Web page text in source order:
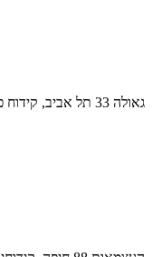
גאולה 33 תל אביב, קידוח פיאזומטר לעומק 15 מטר, שוחת כביש